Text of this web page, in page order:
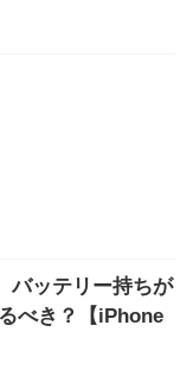
バッテリー持ちが
べき？【iPhone